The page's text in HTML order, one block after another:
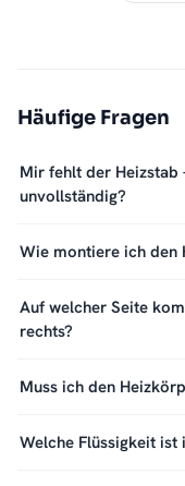
Häufige Fragen
Mir fehlt der Heizstab
unvollständig?
Wie montiere ich den
Auf welcher Seite
rechts?
Muss ich den
Welche Flüssigkeit ist